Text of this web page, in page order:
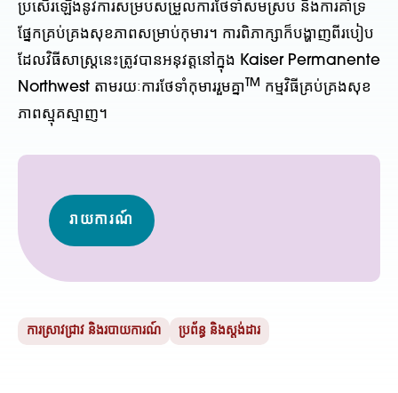
ប្រសើរឡើងនូវការសម្របសម្រួលការថែទាំសមស្រប និងការគាំទ្រ
ផ្នែកគ្រប់គ្រងសុខភាពសម្រាប់កុមារ។ ការពិភាក្សាក៏បង្ហាញពីរបៀប
ដែលវិធីសាស្រ្តនេះត្រូវបានអនុវត្តនៅក្នុង Kaiser Permanente
Northwest តាមរយៈការថែទាំកុមាររួមគ្នាTM
កម្មវិធីគ្រប់គ្រងសុខ
ភាពស្មុគស្មាញ។
រាយការណ៍
ការស្រាវជ្រាវ និងរបាយការណ៍ ប្រព័ន្ធ និងស្តង់ដារ